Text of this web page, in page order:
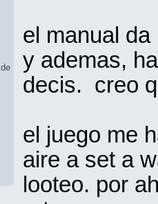
el manual
y ademas,
decis. creo
el juego me
aire a set a
looteo. por